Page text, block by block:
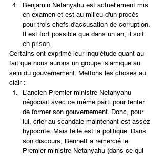
Benjamin Netanyahu est actuellement mis
en examen et est au milieu d'un procès
pour trois chefs d'accusation de corruption.
Il est fort possible que dans un an, il soit
en prison.
Certains ont exprimé leur inquiétude quant au
fait que nous aurons un groupe islamique au
sein du gouvernement. Mettons les choses au
clair :
L'ancien Premier ministre Netanyahu
négociait avec ce même parti pour tenter
de former son gouvernement. Donc, pour
lui, crier au scandale maintenant est assez
hypocrite. Mais telle est la politique. Dans
son discours, Bennett a remercié le
Premier ministre Netanyahu (dans ce qui